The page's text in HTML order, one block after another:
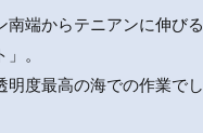
南端からテニアンに伸び
。
明度最高の海での作業でし